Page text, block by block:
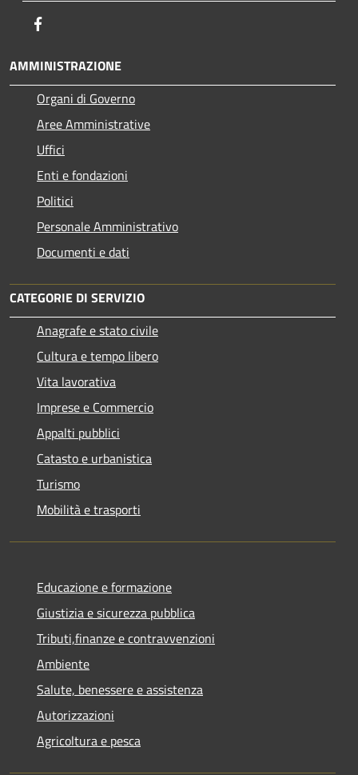
AMMINISTRAZIONE
Organi di Governo
Aree Amministrative
Uffici
Enti e fondazioni
Politici
Personale Amministrativo
Documenti e dati
CATEGORIE DI SERVIZIO
Anagrafe e stato civile
Cultura e tempo libero
Vita lavorativa
Imprese e Commercio
Appalti pubblici
Catasto e urbanistica
Turismo
Mobilità e trasporti
Educazione e formazione
Giustizia e sicurezza pubblica
Tributi,finanze e contravvenzioni
Ambiente
Salute, benessere e assistenza
Autorizzazioni
Agricoltura e pesca